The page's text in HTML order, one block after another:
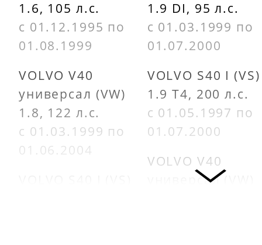
1.6, 105 л.с.
с 01.12.1995 по
01.08.1999
VOLVO V40
универсал (VW)
1.8, 122 л.с.
с 01.03.1999 по
01.06.2004
1.9 DI, 95 л.с.
с 01.03.1999 по
01.07.2000
VOLVO S40 I (VS)
1.9 T4, 200 л.с.
с 01.05.1997 по
01.07.2000
VOLVO V40
универсал (VW)